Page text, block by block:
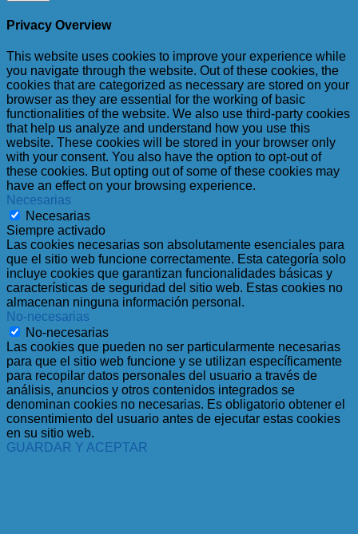
Privacy Overview
This website uses cookies to improve your experience while
you navigate through the website. Out of these cookies, the
cookies that are categorized as necessary are stored on your
browser as they are essential for the working of basic
functionalities of the website. We also use third-party cookies
that help us analyze and understand how you use this
website. These cookies will be stored in your browser only
with your consent. You also have the option to opt-out of
these cookies. But opting out of some of these cookies may
have an effect on your browsing experience.
Necesarias
Necesarias
Siempre activado
Las cookies necesarias son absolutamente esenciales para
que el sitio web funcione correctamente. Esta categoría solo
incluye cookies que garantizan funcionalidades básicas y
características de seguridad del sitio web. Estas cookies no
almacenan ninguna información personal.
No-necesarias
No-necesarias
Las cookies que pueden no ser particularmente necesarias
para que el sitio web funcione y se utilizan específicamente
para recopilar datos personales del usuario a través de
análisis, anuncios y otros contenidos integrados se
denominan cookies no necesarias. Es obligatorio obtener el
consentimiento del usuario antes de ejecutar estas cookies
en su sitio web.
GUARDAR Y ACEPTAR